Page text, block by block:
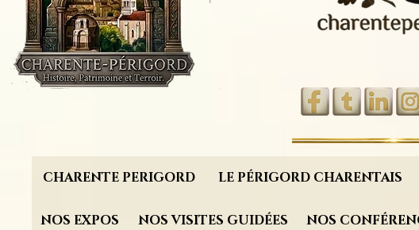
CHARENTE PERIGORD LE PÉRIGORD CHARENTAIS
NOS EXPOS NOS VISITES GUIDÉES NOS